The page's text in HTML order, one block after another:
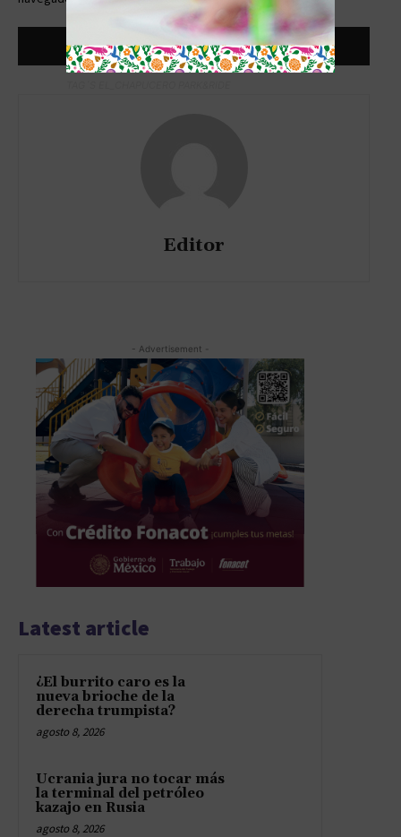
Editor
- Advertisement -
Latest article
¿El burrito caro es la
nueva brioche de la
derecha trumpista?
agosto 8, 2026
Ucrania jura no tocar más
la terminal del petróleo
kazajo en Rusia
agosto 8, 2026